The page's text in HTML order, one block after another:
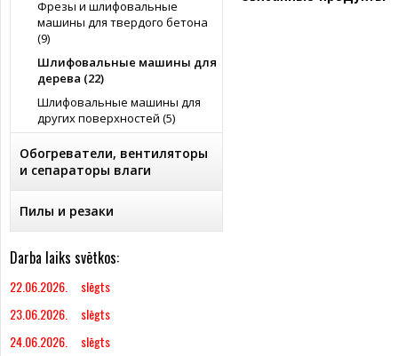
Фрезы и шлифовальные
машины для твердого бетона
(9)
Шлифовальные машины для
дерева (22)
Шлифовальные машины для
других поверхностей (5)
Обогреватели, вентиляторы
и сепараторы влаги
Пилы и резаки
Darba laiks svētkos:
22.06.2026. slēgts
23.06.2026. slēgts
24.06.2026. slēgts